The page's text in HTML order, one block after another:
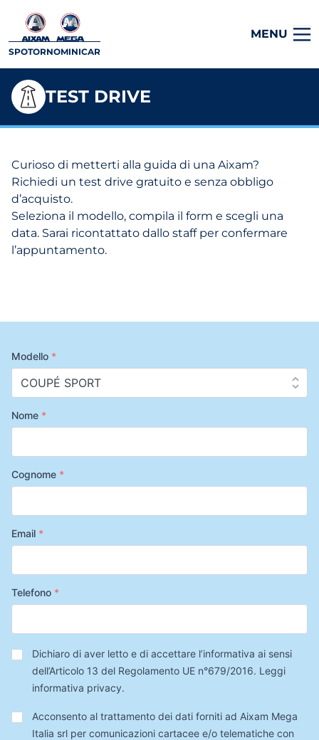
SPOTORNOMINICAR
MENU
TEST DRIVE
Curioso di metterti alla guida di una Aixam?
Richiedi un test drive gratuito e senza obbligo
d’acquisto.
Seleziona il modello, compila il form e scegli una
data. Sarai ricontattato dallo staff per confermare
l’appuntamento.
Modello *
Nome *
Cognome *
Email *
Telefono *
Privacy*
Dichiaro di aver letto e di accettare l’informativa ai sensi
dell’Articolo 13 del Regolamento UE n°679/2016. Leggi
informativa privacy.
Trattamento
Dati
Acconsento al trattamento dei dati forniti ad Aixam Mega
Italia srl per comunicazioni cartacee e/o telematiche con